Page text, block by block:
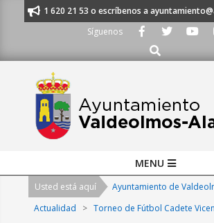
al 91 620 21 53 o escríbenos a
Síguenos
Buscar
Navigation
MENU
Usted está aquí Ayuntamiento de
Actualidad
> Torneo de Fútbol Cadete